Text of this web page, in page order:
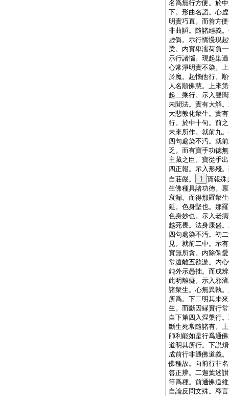
名爲無行方便。於
下。形曲名謟。心
明實巧直。而善方
非曲謟。隨諸經義
虚僞。示行憍慢現
梁。内實卑濡荷負
示行諸惱。現起染
心常淨明實不染。
於魔。起惱他行。
人名順佛慧。上來
起二乘行。示入聲
未聞法。實有大解
大悲教化衆生。實
行。於中十句。前
未來所作。就前九
四句處染不汚。就
乏。而有寶手功徳
主藏之臣。寶從手
四正報。示入形殘
自莊嚴。
1 寶報殊
生佛種具諸功徳。
衰漏。而得那羅衆
延。色身堅也。那
色身妙也。示入老
越死畏。法身康盛
四句處染不汚。初
見。就前二中。示
實無所貪。内除保
常遠離五欲淤。内
鈍外示愚拙。而成
此明離癡。示入邪
諸衆生。心無異執
所爲。下二明其未
生。而斷因縁實行
自下第四入涅槃行
斷生死常隨諸有。
師利能如是行爲通
道明其所行。下説
成前行非通佛道義
佛種故。向前行非
答正辨。二迦葉述
等爲種。前通佛道
自論反問文殊。釋